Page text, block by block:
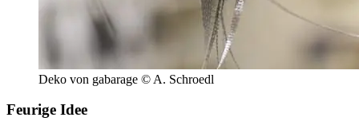
Deko von gabarage © A. Schroedl
Feurige Idee